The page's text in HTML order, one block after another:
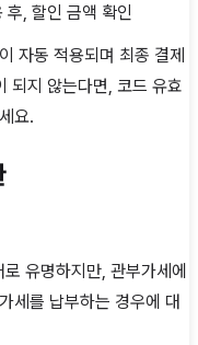
후, 할인 금액 확인
자동 적용되며 최종 결제
되지 않는다면, 코드 유효
요.
유명하지만, 관부가세에
세를 납부하는 경우에 대